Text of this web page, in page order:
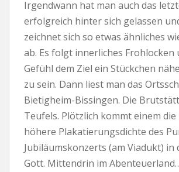
Irgendwann hat man auch das
erfolgreich hinter sich gelassen
zeichnet sich so etwas ähnliches
ab. Es folgt innerliches Frohlocken
Gefühl dem Ziel ein Stückchen
zu sein. Dann liest man das
Bietigheim-Bissingen. Die
Teufels. Plötzlich kommt einem
höhere Plakatierungsdichte des
Jubiläumskonzerts (am Viadukt) in
Gott. Mittendrin im